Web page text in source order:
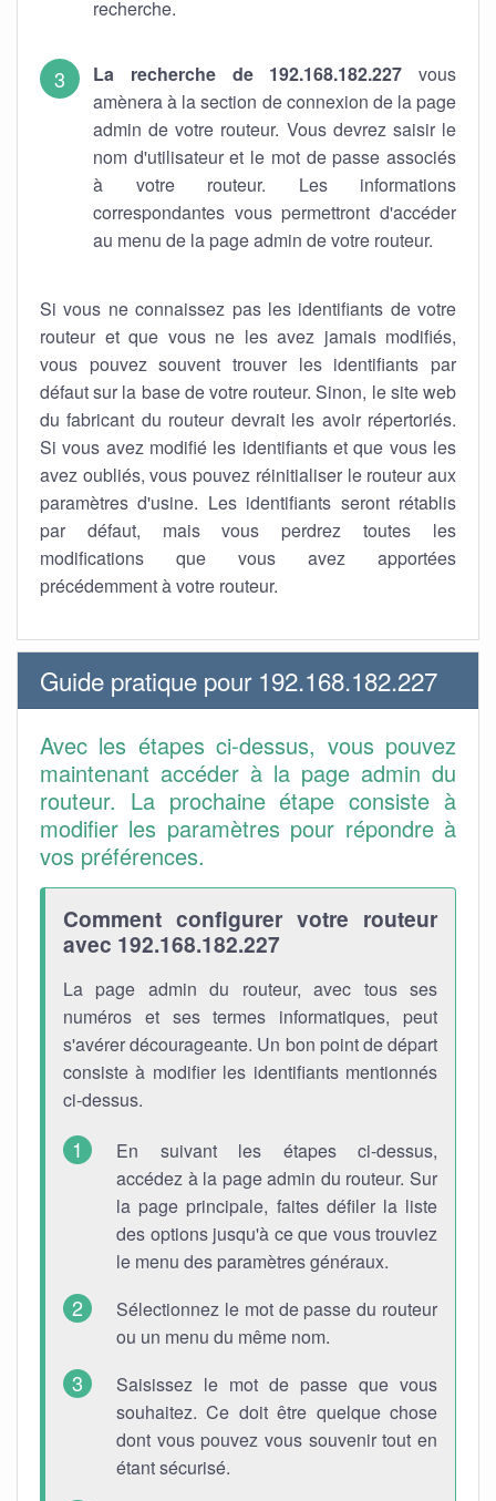
recherche.
La recherche de 192.168.182.227 vous
amènera à la section de connexion de la page
admin de votre routeur. Vous devrez saisir le
nom d'utilisateur et le mot de passe associés
à votre routeur. Les informations
correspondantes vous permettront d'accéder
au menu de la page admin de votre routeur.
Si vous ne connaissez pas les identifiants de votre
routeur et que vous ne les avez jamais modifiés,
vous pouvez souvent trouver les identifiants par
défaut sur la base de votre routeur. Sinon, le site web
du fabricant du routeur devrait les avoir répertoriés.
Si vous avez modifié les identifiants et que vous les
avez oubliés, vous pouvez réinitialiser le routeur aux
paramètres d'usine. Les identifiants seront rétablis
par défaut, mais vous perdrez toutes les
modifications que vous avez apportées
précédemment à votre routeur.
Guide pratique pour 192.168.182.227
Avec les étapes ci-dessus, vous pouvez
maintenant accéder à la page admin du
routeur. La prochaine étape consiste à
modifier les paramètres pour répondre à
vos préférences.
Comment configurer votre routeur
avec 192.168.182.227
La page admin du routeur, avec tous ses
numéros et ses termes informatiques, peut
s'avérer décourageante. Un bon point de départ
consiste à modifier les identifiants mentionnés
ci-dessus.
En suivant les étapes ci-dessus,
accédez à la page admin du routeur. Sur
la page principale, faites défiler la liste
des options jusqu'à ce que vous trouviez
le menu des paramètres généraux.
Sélectionnez le mot de passe du routeur
ou un menu du même nom.
Saisissez le mot de passe que vous
souhaitez. Ce doit être quelque chose
dont vous pouvez vous souvenir tout en
étant sécurisé.